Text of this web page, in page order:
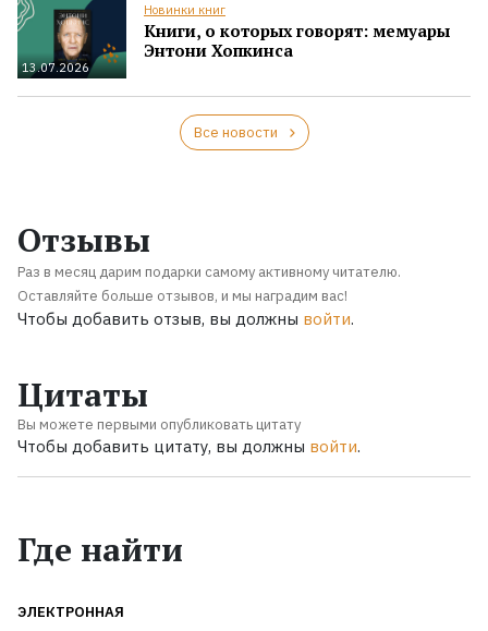
13.07.2026
Новинки книг
Книги, о которых говорят: мемуары
Энтони Хопкинса
Все новости
Отзывы
Раз в месяц дарим подарки самому активному читателю.
Оставляйте больше отзывов, и мы наградим вас!
Чтобы добавить отзыв, вы должны войти.
Цитаты
Вы можете первыми опубликовать цитату
Чтобы добавить цитату, вы должны войти.
Где найти
ЭЛЕКТРОННАЯ